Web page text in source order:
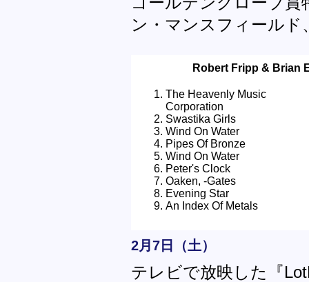
ン・マンスフィールド
Robert Fripp & Brian
The Heavenly Music
Corporation
Swastika Girls
Wind On Water
Pipes Of Bronze
Wind On Water
Peter's Clock
Oaken, -Gates
Evening Star
An Index Of Metals
2月7日（土）
テレビで放映した『